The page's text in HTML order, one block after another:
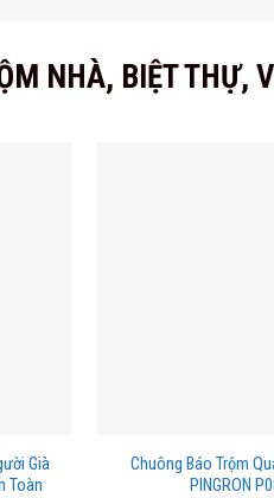
NHÀ, BIỆT THỰ,
Già
Toàn
Chuông Báo Trộm
PINGRON